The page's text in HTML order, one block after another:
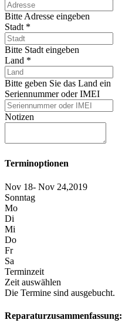
Bitte Adresse eingeben
Stadt *
Bitte Stadt eingeben
Land *
Bitte geben Sie das Land ein
Seriennummer oder IMEI
Notizen
Terminoptionen
Nov 18- Nov 24,2019
Sonntag
Mo
Di
Mi
Do
Fr
Sa
Terminzeit
Zeit auswählen
Die Termine sind ausgebucht.
Reparaturzusammenfassung: